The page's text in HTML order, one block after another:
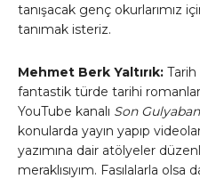
tanışacak genç okurlarımız
tanımak isteriz.
Mehmet Berk Yaltırık:
fantastik türde tarihi
YouTube kanalı Son
konularda yayın yapıp
yazımına dair atölyeler
meraklısıyım. Fasılalarla olsa